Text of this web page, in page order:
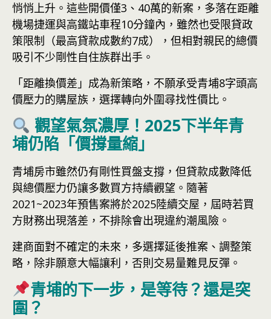
悄悄上升。這些開價僅3、40萬的新案，多落在距離
機場捷運與高鐵站車程10分鐘內，雖然也受限貸政
策限制（最高貸款成數約7成），但相對親民的總價
吸引不少剛性自住族群出手。
「距離換價差」成為新策略，不願承受青埔8字頭高
價壓力的購屋族，選擇轉向外圍尋找性價比。
觀望氣氛濃厚！2025下半年青
埔仍陷「價撐量縮」
青埔房市雖然仍有剛性買盤支撐，但貸款成數降低
與總價壓力仍讓多數買方持續觀望。隨著
2021~2023年預售案將於2025陸續交屋，屆時若買
方財務出現落差，不排除會出現違約潮風險。
建商面對不確定的未來，多選擇延後推案、調整策
略，除非願意大幅讓利，否則交易量難見反彈。
青埔的下一步，是等待？還是突
圍？